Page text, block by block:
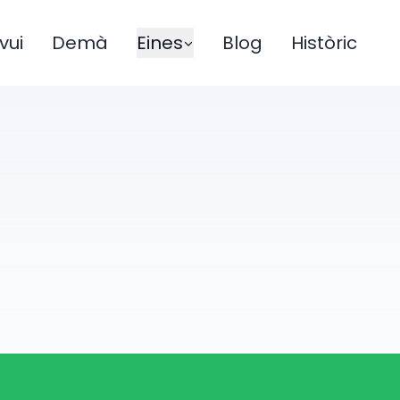
Demà Eines Blog Històric